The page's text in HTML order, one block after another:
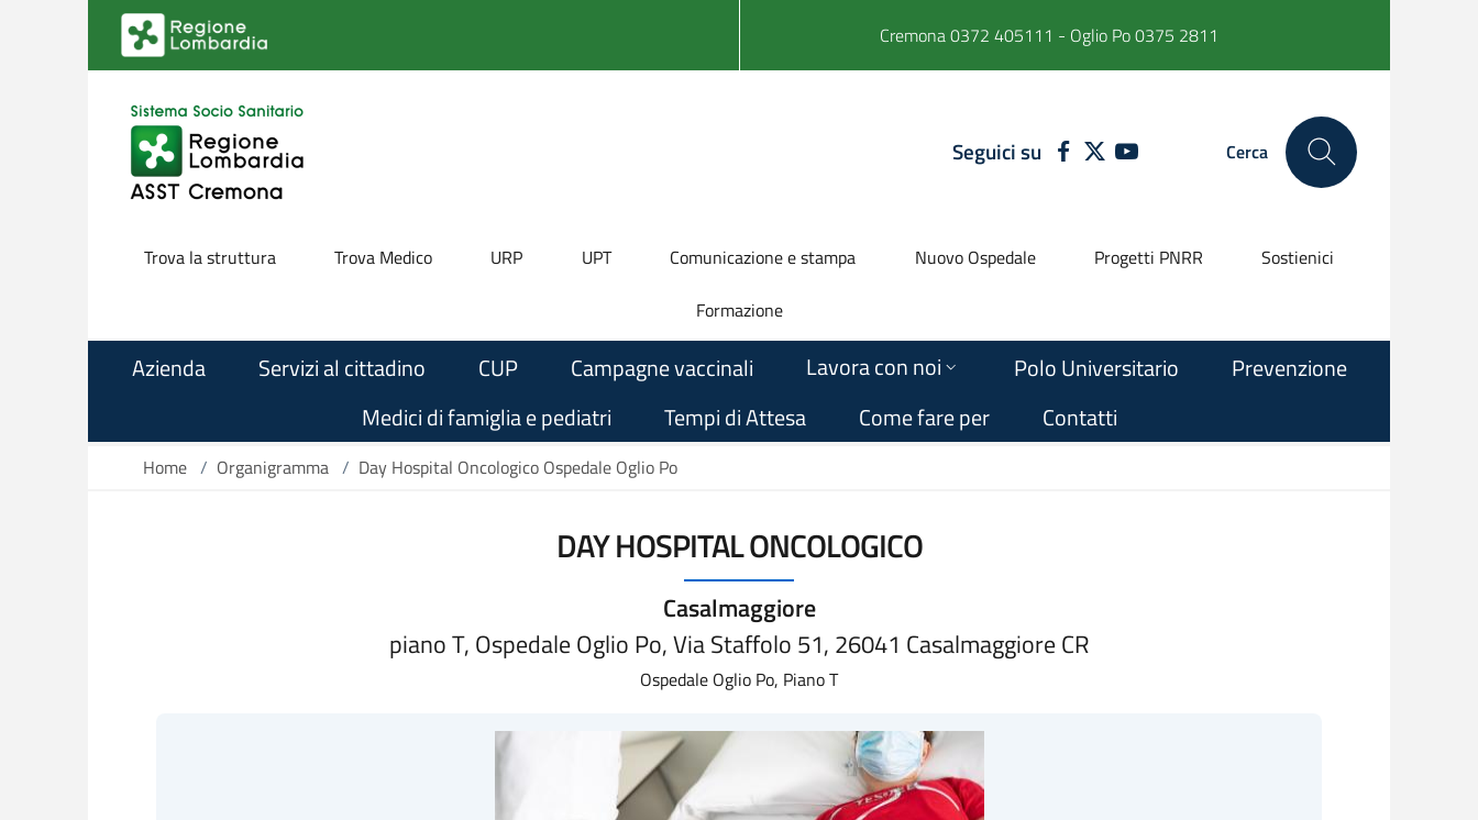
Salta al contenuto principale
Cremona 0372 405111 - Oglio Po 0375 2811
Seguici suFACEBOOK
TWITTERYOUTUBE Cerca
Trova la struttura Trova Medico URP UPT Comunicazione e stampa Nuovo Ospedale Progetti PNRR
Sostienici
Formazione
Azienda Servizi al cittadino CUP Campagne vaccinali Lavora con noi Polo Universitario
Prevenzione
Medici di famiglia e pediatri
Tempi di Attesa Come fare per Contatti
Home / Organigramma / Day Hospital Oncologico Ospedale Oglio Po
DAY HOSPITAL ONCOLOGICO
Casalmaggiore
piano T, Ospedale Oglio Po, Via Staffolo 51, 26041 Casalmaggiore CR
Ospedale Oglio Po, Piano T